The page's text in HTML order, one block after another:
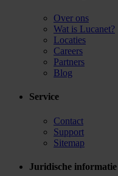
Over ons
Wat is Lucanet?
Locaties
Careers
Partners
Blog
Service
Contact
Support
Sitemap
Juridische informatie